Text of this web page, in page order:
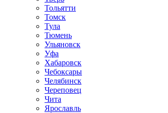
Тольятти
Томск
Тула
Тюмень
Ульяновск
Уфа
Хабаровск
Чебоксары
Челябинск
Череповец
Чита
Ярославль